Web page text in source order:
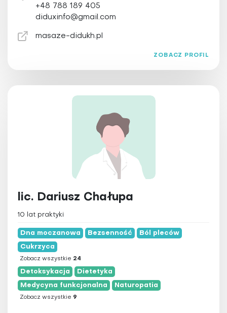
+48 788 189 405
diduxinfo@gmail.com
masaze-didukh.pl
ZOBACZ PROFIL
lic. Dariusz Chałupa
10 lat praktyki
Dna moczanowa Bezsenność Ból pleców
Cukrzyca
Zobacz wszystkie 24
Detoksykacja Dietetyka
Medycyna funkcjonalna Naturopatia
Zobacz wszystkie 9